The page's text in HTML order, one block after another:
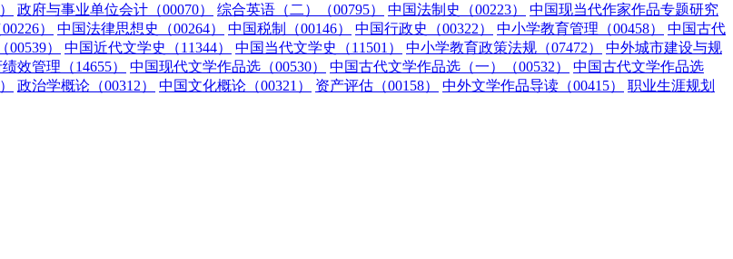
政府与事业单位会计（00070） 综合英语（二）（00795） 中国法制史（00223）
中国现当代作家作品专题研究
） 中国法律思想史（00264） 中国税制（00146） 中国行政史（00322） 中小学教育管理（00458）
中国古代
） 中国近代文学史（11344） 中国当代文学史（11501） 中小学教育政策法规（07472）
中外城市建设与规
效管理（14655） 中国现代文学作品选（00530） 中国古代文学作品选（一）（00532）
中国古代文学作品选
政治学概论（00312） 中国文化概论（00321） 资产评估（00158） 中外文学作品导读（00415）
职业生涯规划